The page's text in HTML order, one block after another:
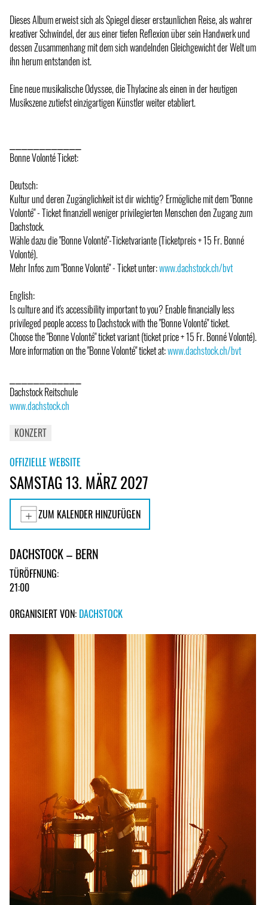
Dieses Album erweist sich als Spiegel dieser erstaunlichen Reise, als wahrer
kreativer Schwindel, der aus einer tiefen Reflexion über sein Handwerk und
dessen Zusammenhang mit dem sich wandelnden Gleichgewicht der Welt um
ihn herum entstanden ist.
Eine neue musikalische Odyssee, die Thylacine als einen in der heutigen
Musikszene zutiefst einzigartigen Künstler weiter etabliert.
Bonne Volonté Ticket:
Deutsch:
Kultur und deren Zugänglichkeit ist dir wichtig? Ermögliche mit dem "Bonne
Volonté" - Ticket finanziell weniger privilegierten Menschen den Zugang zum
Dachstock.
Wähle dazu die "Bonne Volonté"-Ticketvariante (Ticketpreis + 15 Fr. Bonné
Volonté).
Mehr Infos zum "Bonne Volonté" - Ticket unter:www.dachstock.ch/bvt
English:
Is culture and it's accessibility important to you? Enable financially less
privileged people access to Dachstock with the "Bonne Volonté" ticket.
Choose the "Bonne Volonté" ticket variant (ticket price + 15 Fr. Bonné Volonté).
More information on the "Bonne Volonté" ticket at:www.dachstock.ch/bvt
Dachstock Reitschule
www.dachstock.ch
KONZERT
OFFIZIELLE WEBSITE
SAMSTAG 13. MÄRZ 2027
ZUM KALENDER HINZUFÜGEN
DACHSTOCK – BERN
TÜRÖFFNUNG:
21:00
ORGANISIERT VON: DACHSTOCK